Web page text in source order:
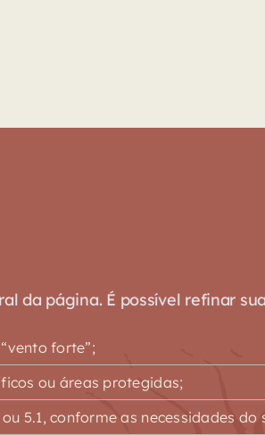
da página. É possível refinar
forte”;
ou áreas protegidas;
5.1, conforme as necessidades do